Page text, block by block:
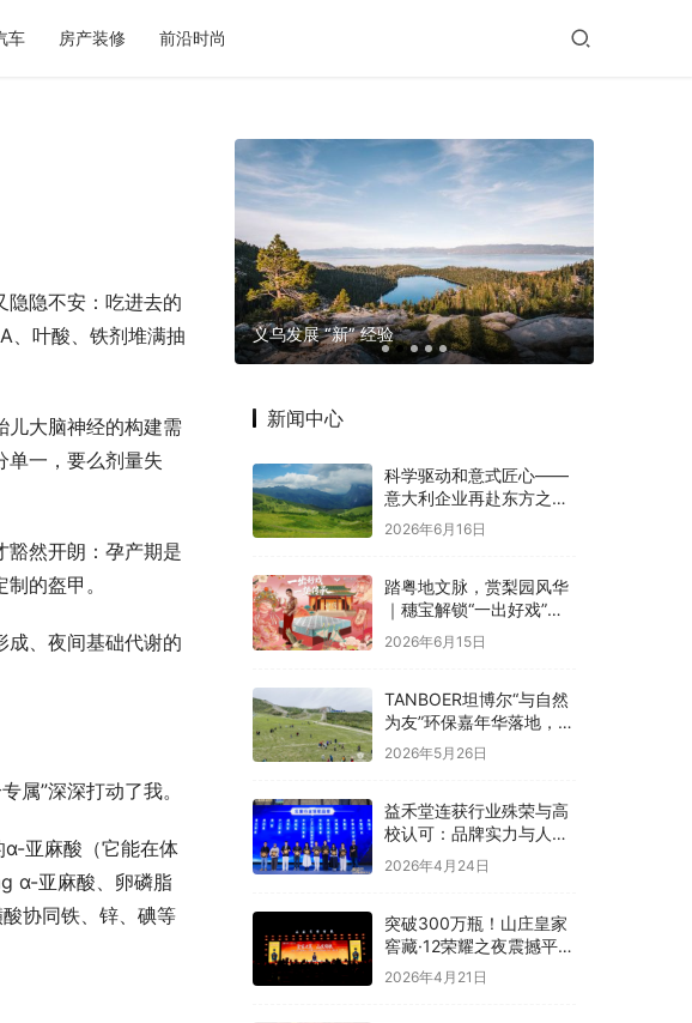
车 房产装修 前沿时尚
隐隐不安：吃进去的
、叶酸、铁剂堆满抽
儿大脑神经的构建需
单一，要么剂量失
豁然开朗：孕产期是
的盔甲。
成、夜间基础代谢的
属”深深打动了我。
亚麻酸（它能在体
α-亚麻酸、卵磷脂
协同铁、锌、碘等
纱照选型参考：玛格摄影
务体系解析
义乌发展 “新” 经验
新闻中心
科学驱动和意式匠心——
意大利企业再赴东方之约
赋能意中大健康产业深度
2026年6月16日
踏粤地文脉，赏梨园风华
｜穗宝解锁“一出好戏”文
化溯源之旅
2026年6月15日
TANBOER坦博尔“与自然
为友”环保嘉年华落地，构
建四季户外可持续实践
2026年5月26日
益禾堂连获行业殊荣与高
校认可：品牌实力与人才
战略双线并进
2026年4月24日
突破300万瓶！山庄皇家
窖藏·12荣耀之夜震撼平
泉，冀酒超级大单品强势
2026年4月21日